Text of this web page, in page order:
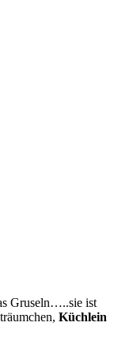
Gruseln…..sie ist
Küchlein